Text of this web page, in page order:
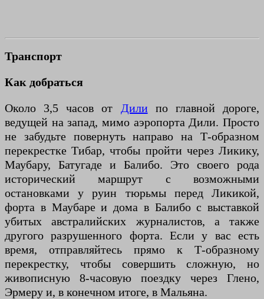
Транспорт
Как добраться
Около 3,5 часов от
Дили по главной дороге,
ведущей на запад, мимо аэропорта Дили. Просто
не забудьте повернуть направо на Т-образном
перекрестке Тибар, чтобы пройти через Ликику,
Маубару, Батугаде и Балибо. Это своего рода
исторический маршрут с возможными
остановками у руин тюрьмы перед Ликикой,
форта в Маубаре и дома в Балибо с выставкой
убитых австралийских журналистов, а также
другого разрушенного форта. Если у вас есть
время, отправляйтесь прямо к Т-образному
перекрестку, чтобы совершить сложную, но
живописную 8-часовую поездку через Глено,
Эрмеру и, в конечном итоге, в Мальяна.